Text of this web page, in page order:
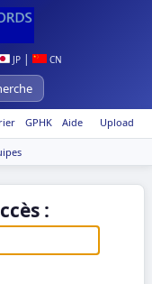
JP| CN
Upload
GPHK Aide
: